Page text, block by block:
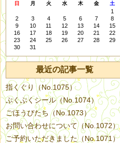
日 月 火 水 木 金 土
1
2
3 4 5 6 7
8
9
10 11 12 13 14
15
16
17 18 19 20 21
22
23
24 25 26 27 28
29
30
31
最近の記事一覧
指くぐり（No.1075）
ぷくぷくシール（No.1074）
ごほうびたち（No.1073）
お問い合わせについて（No.1072）
ご予約いただきました（No.1071）